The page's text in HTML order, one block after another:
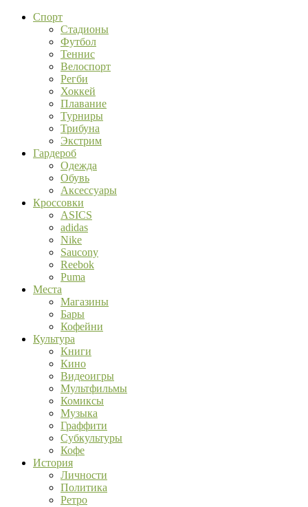
Спорт
Стадионы
Футбол
Теннис
Велоспорт
Регби
Хоккей
Плавание
Турниры
Трибуна
Экстрим
Гардероб
Одежда
Обувь
Аксессуары
Кроссовки
ASICS
adidas
Nike
Saucony
Reebok
Puma
Места
Магазины
Бары
Кофейни
Культура
Книги
Кино
Видеоигры
Мультфильмы
Комиксы
Музыка
Граффити
Субкультуры
Кофе
История
Личности
Политика
Ретро